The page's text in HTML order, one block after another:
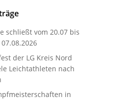
schließt vom 20.07 bis
der LG Kreis Nord
Leichtathleten nach
in